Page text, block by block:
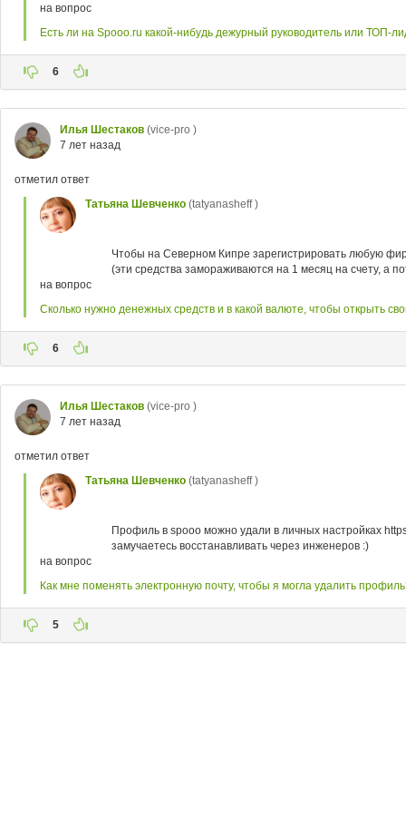
на вопрос
Есть ли на Spooo.ru какой-нибудь дежурный руководитель или ТОП-
6
Илья Шестаков (vice-pro )
7 лет назад
отметил ответ
Татьяна Шевченко (tatyanasheff )
Чтобы на Северном Кипре зарегистрировать любую
(эти средства замораживаются на 1 месяц на счету, а
на вопрос
Сколько нужно денежных средств и в какой валюте, чтобы открыть
6
Илья Шестаков (vice-pro )
7 лет назад
отметил ответ
Татьяна Шевченко (tatyanasheff )
Профиль в spooo можно удали в личных настройках
замучаетесь восстанавливать через инженеров :)
на вопрос
Как мне поменять электронную почту, чтобы я могла удалить
5